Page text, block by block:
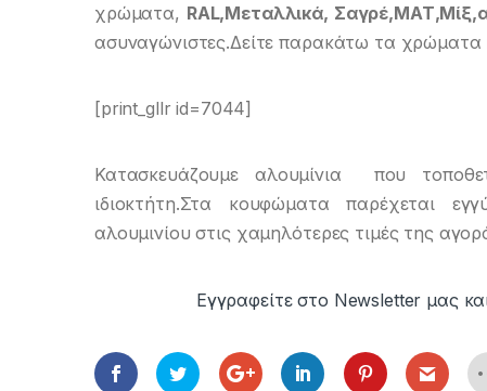
χρώματα, RAL,Μεταλλικά,
ασυναγώνιστες.Δείτε παρακάτω τα
[print_gllr id=7044]
Κατασκευάζουμε αλουμίνια που
ιδιοκτήτη.Στα κουφώματα παρέχεται
αλουμινίου στις χαμηλότερες τιμές της
Εγγραφείτε στο Newsletter μας